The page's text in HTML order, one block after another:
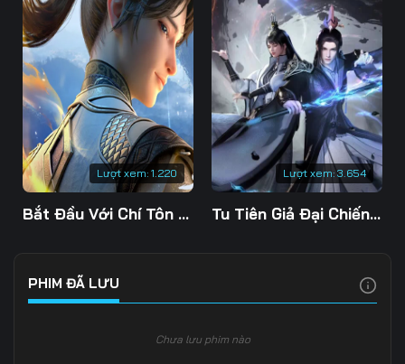
Lượt xem: 1.220
Bắt Đầu Với Chí Tôn Đan Điền
Lượt xem: 3.654
Tu Tiên Giả Đại Chiến Siêu Năng Lực 3D
PHIM ĐÃ LƯU
Chưa lưu phim nào